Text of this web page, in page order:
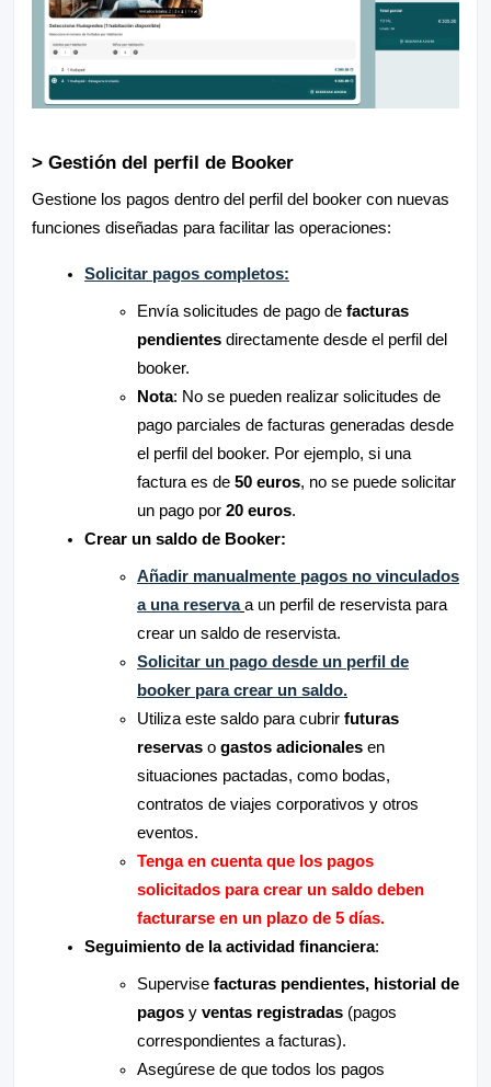
> Gestión del perfil de Booker
Gestione los pagos dentro del perfil del booker con nuevas
funciones diseñadas para facilitar las operaciones:
Solicitar pagos completos:
Envía solicitudes de pago de facturas
pendientes directamente desde el perfil del
booker.
Nota: No se pueden realizar solicitudes de
pago parciales de facturas generadas desde
el perfil del booker. Por ejemplo, si una
factura es de 50 euros, no se puede solicitar
un pago por 20 euros.
Crear un saldo de Booker:
Añadir manualmente pagos no vinculados
a una reserva a un perfil de reservista para
crear un saldo de reservista.
Solicitar un pago desde un perfil de
booker para crear un saldo.
Utiliza este saldo para cubrir futuras
reservas o gastos adicionales en
situaciones pactadas, como bodas,
contratos de viajes corporativos y otros
eventos.
Tenga en cuenta que los pagos
solicitados para crear un saldo deben
facturarse en un plazo de 5 días.
Seguimiento de la actividad financiera:
Supervise facturas pendientes, historial de
pagos y ventas registradas (pagos
correspondientes a facturas).
Asegúrese de que todos los pagos